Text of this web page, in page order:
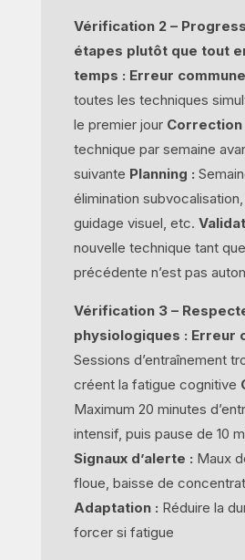
Vérification 2 –
étapes plutôt que tout
temps : Erreur
toutes les techniques
le premier jour Correction
technique par semaine
suivante Planning :
élimination
guidage visuel, etc.
nouvelle technique tant
précédente n’est pas
Vérification 3 –
physiologiques : Erreur
Sessions d’entraînement
créent la fatigue cognitive
Maximum 20 minutes
intensif, puis pause de 10
Signaux d’alerte : Maux
floue, baisse de
Adaptation : Réduire la
forcer si fatigue